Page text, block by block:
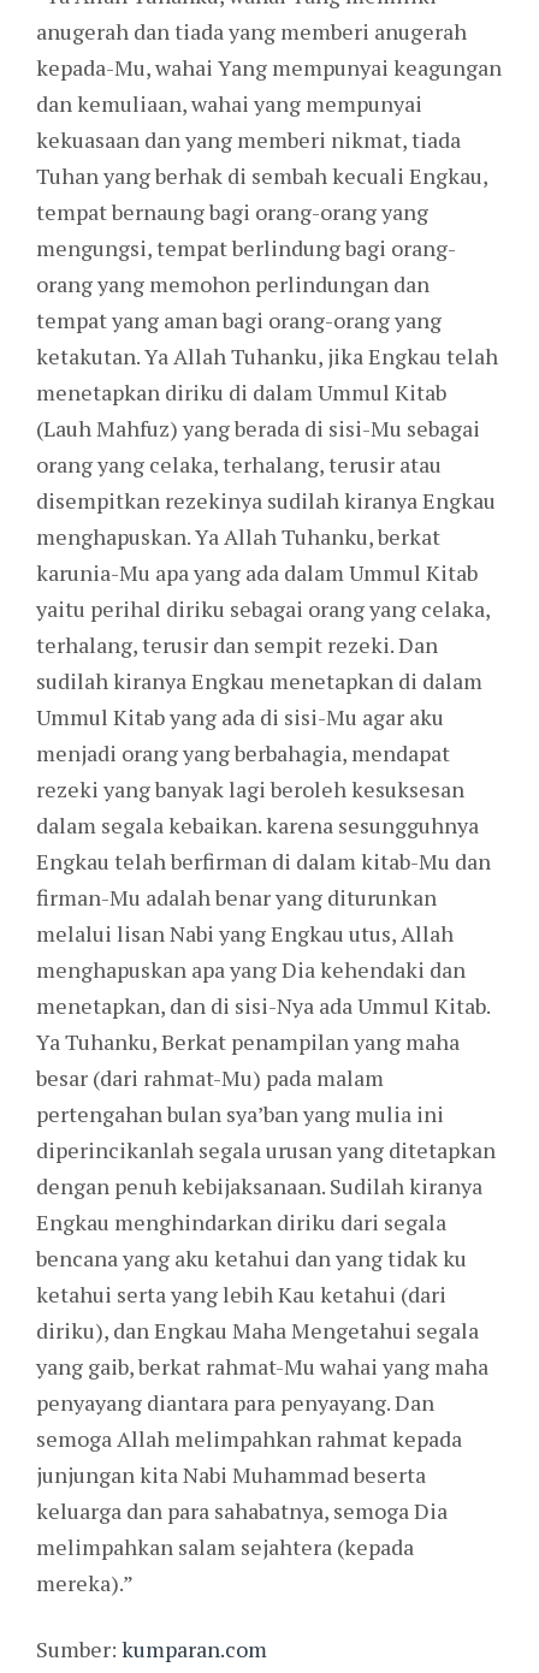
anugerah dan tiada yang memberi anugerah
kepada-Mu, wahai Yang mempunyai keagungan
dan kemuliaan, wahai yang mempunyai
kekuasaan dan yang memberi nikmat, tiada
Tuhan yang berhak di sembah kecuali Engkau,
tempat bernaung bagi orang-orang yang
mengungsi, tempat berlindung bagi orang-
orang yang memohon perlindungan dan
tempat yang aman bagi orang-orang yang
ketakutan. Ya Allah Tuhanku, jika Engkau telah
menetapkan diriku di dalam Ummul Kitab
(Lauh Mahfuz) yang berada di sisi-Mu sebagai
orang yang celaka, terhalang, terusir atau
disempitkan rezekinya sudilah kiranya Engkau
menghapuskan. Ya Allah Tuhanku, berkat
karunia-Mu apa yang ada dalam Ummul Kitab
yaitu perihal diriku sebagai orang yang celaka,
terhalang, terusir dan sempit rezeki. Dan
sudilah kiranya Engkau menetapkan di dalam
Ummul Kitab yang ada di sisi-Mu agar aku
menjadi orang yang berbahagia, mendapat
rezeki yang banyak lagi beroleh kesuksesan
dalam segala kebaikan. karena sesungguhnya
Engkau telah berfirman di dalam kitab-Mu dan
firman-Mu adalah benar yang diturunkan
melalui lisan Nabi yang Engkau utus, Allah
menghapuskan apa yang Dia kehendaki dan
menetapkan, dan di sisi-Nya ada Ummul Kitab.
Ya Tuhanku, Berkat penampilan yang maha
besar (dari rahmat-Mu) pada malam
pertengahan bulan sya’ban yang mulia ini
diperincikanlah segala urusan yang ditetapkan
dengan penuh kebijaksanaan. Sudilah kiranya
Engkau menghindarkan diriku dari segala
bencana yang aku ketahui dan yang tidak ku
ketahui serta yang lebih Kau ketahui (dari
diriku), dan Engkau Maha Mengetahui segala
yang gaib, berkat rahmat-Mu wahai yang maha
penyayang diantara para penyayang. Dan
semoga Allah melimpahkan rahmat kepada
junjungan kita Nabi Muhammad beserta
keluarga dan para sahabatnya, semoga Dia
melimpahkan salam sejahtera (kepada
mereka).”
Sumber: kumparan.com